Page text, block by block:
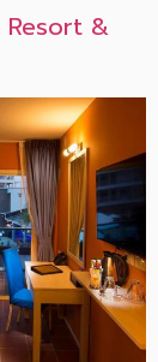
Resort &